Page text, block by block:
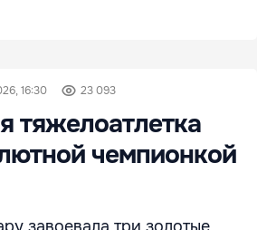
16:30 23 093
тяжелоатлетка
чемпионкой